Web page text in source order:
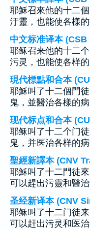
耶穌召來他的十二
汙靈，也能使各樣
中文标准译本
耶稣召来他的十二
污灵，也能使各样
現代標點和合本
耶穌叫了十二個門
鬼，並醫治各樣的病
现代标点和合本
耶稣叫了十二个门
鬼，并医治各样的病
聖經新譯本 (CNV
耶穌叫了十二門徒
可以趕出污靈和醫
圣经新译本 (CNV
耶稣叫了十二门徒
可以赶出污灵和医